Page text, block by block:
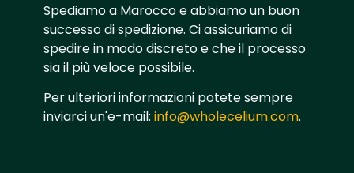
Spediamo a Marocco e abbiamo un buon
successo di spedizione. Ci assicuriamo di
spedire in modo discreto e che il processo
sia il più veloce possibile.
Per ulteriori informazioni potete sempre
inviarci un'e-mail: info@wholecelium.com.